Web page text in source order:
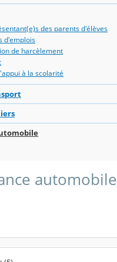
des parents d'élèves
d'emplois
de harcèlement
à la scolarité
automobile